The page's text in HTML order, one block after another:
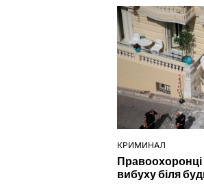
ОПУБЛІКУВАТИ
КРИМИНАЛ
вибуху біля